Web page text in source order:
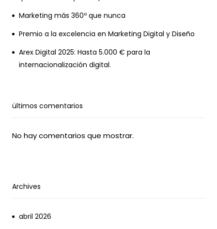
Marketing más 360º que nunca
Premio a la excelencia en Marketing Digital y Diseño
Arex Digital 2025: Hasta 5.000 € para la
internacionalización digital.
ültimos comentarios
No hay comentarios que mostrar.
Archives
abril 2026